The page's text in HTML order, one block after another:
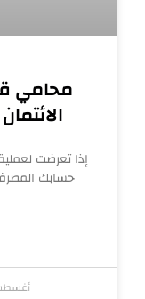
محامي
إذا تعرضت
حسابك
أغسطس 6,